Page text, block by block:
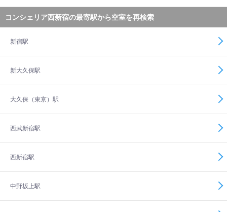
コンシェリア西新宿の最寄駅から空室を再検索
新宿駅
新大久保駅
大久保（東京）駅
西武新宿駅
西新宿駅
中野坂上駅